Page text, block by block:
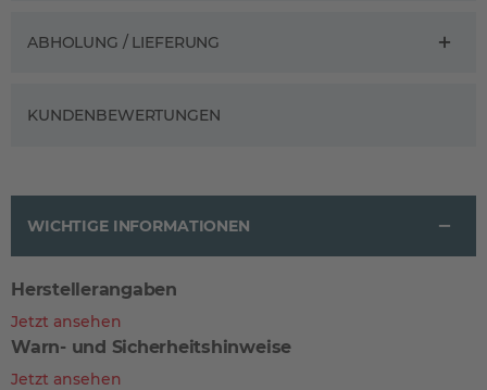
ABHOLUNG / LIEFERUNG
KUNDENBEWERTUNGEN
WICHTIGE INFORMATIONEN
Herstellerangaben
Jetzt ansehen
Warn- und Sicherheitshinweise
Jetzt ansehen